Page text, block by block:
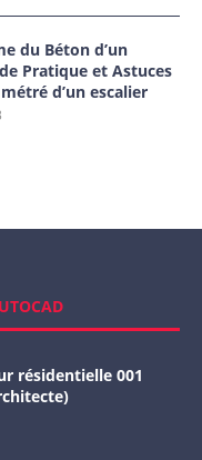
du Béton d’un
Pratique et Astuces
d’un escalier
résidentielle 001